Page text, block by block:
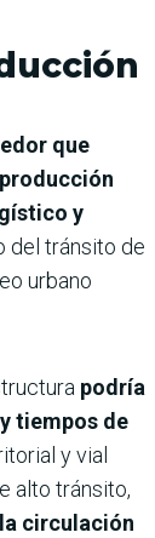
que
y
del tránsito de
urbano
podría
tiempos de
y vial
alto tránsito,
circulación